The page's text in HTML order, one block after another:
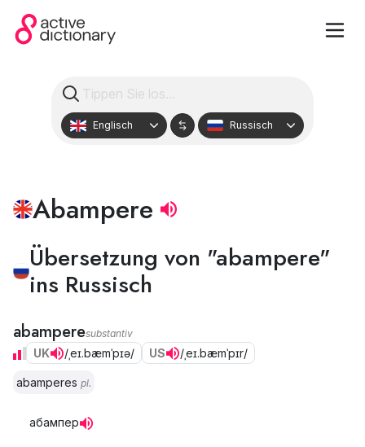
Englisch Russisch
Abampere
Übersetzung von "abampere"
ins Russisch
abamperesubstantiv
UK /ˌeɪ.bæmˈpɪə/ US /ˌeɪ.bæmˈpɪr/
abamperes pl.
абампер